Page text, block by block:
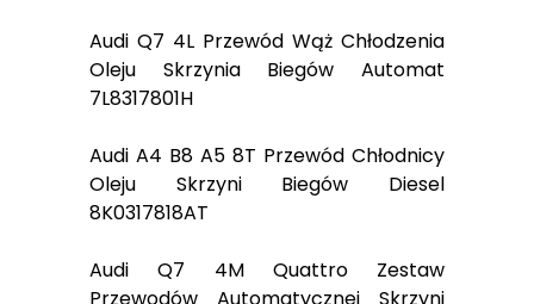
Audi Q7 4L Przewód Wąż Chłodzenia
Oleju Skrzynia Biegów Automat
7L8317801H
Audi A4 B8 A5 8T Przewód Chłodnicy
Oleju Skrzyni Biegów Diesel
8K0317818AT
Audi Q7 4M Quattro Zestaw